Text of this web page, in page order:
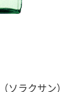
ソラクサン）